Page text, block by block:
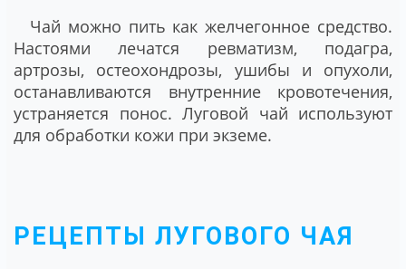
Чай можно пить как желчегонное средство.
Настоями лечатся ревматизм, подагра,
артрозы, остеохондрозы, ушибы и опухоли,
останавливаются внутренние кровотечения,
устраняется понос. Луговой чай используют
для обработки кожи при экземе.
РЕЦЕПТЫ ЛУГОВОГО ЧАЯ